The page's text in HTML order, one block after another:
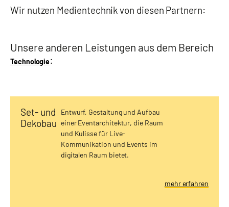
Wir nutzen Medientechnik von diesen Partnern:
Unsere anderen Leistungen aus dem Bereich
Technologie:
Set- und
Dekobau
Entwurf, Gestaltung und Aufbau
einer Eventarchitektur, die Raum
und Kulisse für Live-
Kommunikation und Events im
digitalen Raum bietet.
mehr erfahren